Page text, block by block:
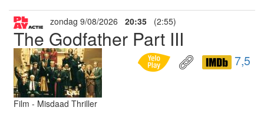
zondag 9/08/2026 20:35 (2:55)
The Godfather Part III
7,5
Film - Misdaad Thriller